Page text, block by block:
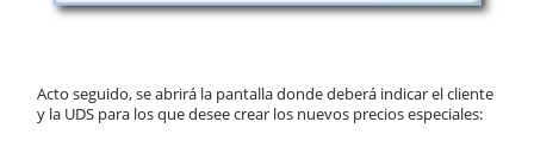
Acto seguido, se abrirá la pantalla donde deberá indicar el cliente
y la UDS para los que desee crear los nuevos precios especiales: